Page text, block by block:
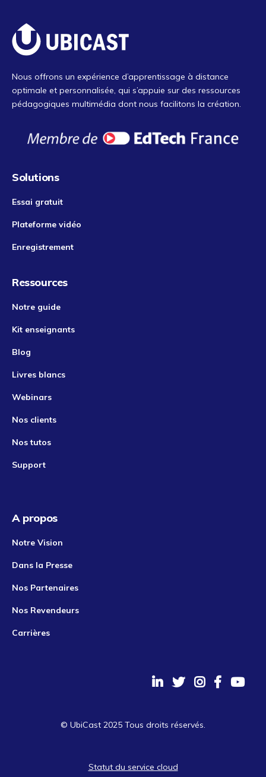
Nous offrons un expérience d’apprentissage à distance
optimale et personnalisée, qui s’appuie sur des ressources
pédagogiques multimédia dont nous facilitons la création.
Solutions
Essai gratuit
Plateforme vidéo
Enregistrement
Ressources
Notre guide
Kit enseignants
Blog
Livres blancs
Webinars
Nos clients
Nos tutos
Support
A propos
Notre Vision
Dans la Presse
Nos Partenaires
Nos Revendeurs
Carrières
© UbiCast 2025 Tous droits réservés.
Statut du service cloud